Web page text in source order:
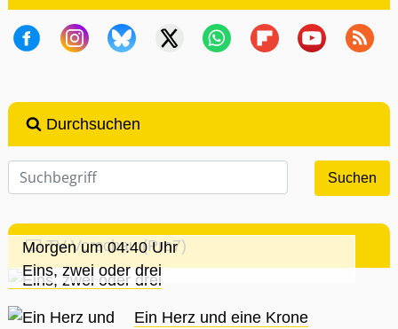
Durchsuchen
TV-Vorschau (Pro7)
Morgen um 04:40 Uhr
Eins, zwei oder drei
Ein Herz und eine Krone